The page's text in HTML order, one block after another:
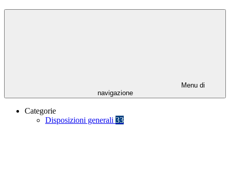
Menu di
navigazione
Categorie
Disposizioni generali 33